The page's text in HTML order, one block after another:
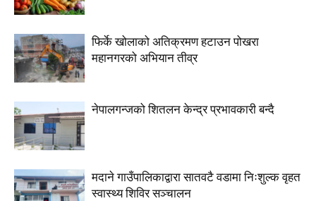
फिर्के खोलाको अतिक्रमण हटाउन पोखरा
महानगरको अभियान तीव्र
नेपालगन्जको शितलन केन्द्र प्रभावकारी बन्दै
मदाने गाउँपालिकाद्वारा सातवटै वडामा निःशुल्क वृहत
स्वास्थ्य शिविर सञ्चालन